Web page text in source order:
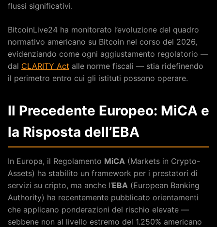
flussi significativi.
BitcoinLive24 ha monitorato l’evoluzione del quadro
normativo americano su Bitcoin nel corso del 2026,
evidenziando come ogni aggiustamento regolatorio —
dal CLARITY Act alle norme fiscali — stia ridefinendo
il perimetro entro cui gli istituti possono operare.
Il Precedente Europeo: MiCA e
la Risposta dell’EBA
In Europa, il Regolamento MiCA (Markets in Crypto-
Assets) ha stabilito un framework per i prestatori di
servizi su cripto, ma anche l’EBA (European Banking
Authority) ha recentemente pubblicato orientamenti
che applicano ponderazioni del rischio elevate —
sebbene non al livello estremo del 1.250% americano